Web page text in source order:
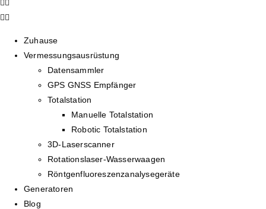
Zuhause
Vermessungsausrüstung
Datensammler
GPS GNSS Empfänger
Totalstation
Manuelle Totalstation
Robotic Totalstation
3D-Laserscanner
Rotationslaser-Wasserwaagen
Röntgenfluoreszenzanalysegeräte
Generatoren
Blog